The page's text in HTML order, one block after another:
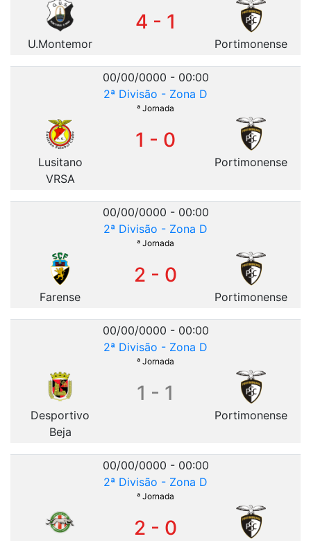
U.Montemor
4 - 1
Portimonense
00/00/0000 - 00:00
2ª Divisão - Zona D
ª Jornada
Lusitano
VRSA
1 - 0
Portimonense
00/00/0000 - 00:00
2ª Divisão - Zona D
ª Jornada
Farense
2 - 0
Portimonense
00/00/0000 - 00:00
2ª Divisão - Zona D
ª Jornada
Desportivo
Beja
1 - 1
Portimonense
00/00/0000 - 00:00
2ª Divisão - Zona D
ª Jornada
2 - 0